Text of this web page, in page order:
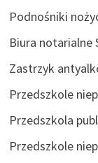
Podnośniki
Biura notarialne
Zastrzyk
Przedszkole
Przedszkola
Przedszkole